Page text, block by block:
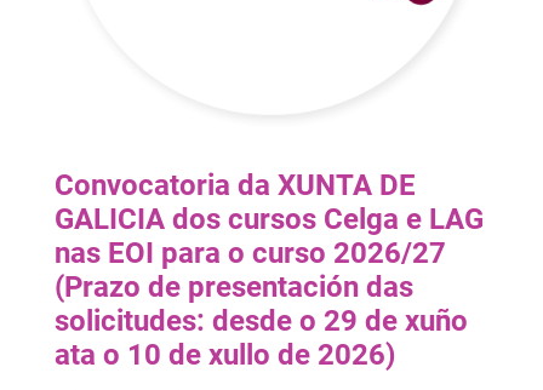
Convocatoria da XUNTA DE
GALICIA dos cursos Celga e LAG
nas EOI para o curso 2026/27
(Prazo de presentación das
solicitudes: desde o 29 de xuño
ata o 10 de xullo de 2026)